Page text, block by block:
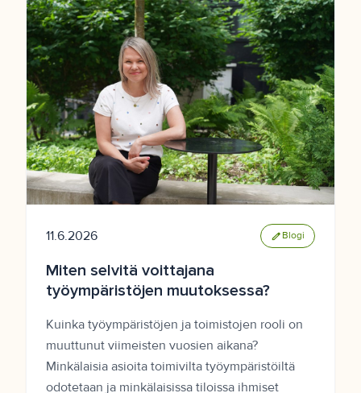
11.6.2026 edit Blogi
Miten selvitä voittajana
työympäristöjen muutoksessa?
Kuinka työympäristöjen ja toimistojen rooli on
muuttunut viimeisten vuosien aikana?
Minkälaisia asioita toimivilta työympäristöiltä
odotetaan ja minkälaisissa tiloissa ihmiset